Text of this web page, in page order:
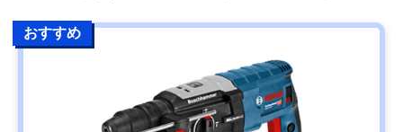
おすすめ